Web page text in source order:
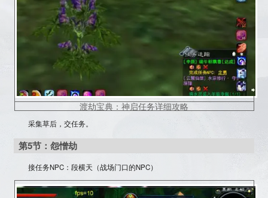
渡劫宝典：神启任务详细攻略
采集草后，交任务。
第5节：怨憎劫
接任务NPC：段横天（战场门口的NPC）